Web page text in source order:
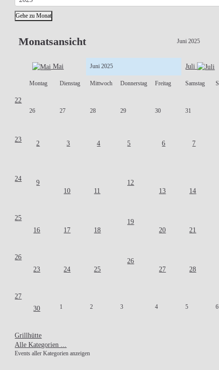
Gehe zu Monat
Monatsansicht Juni 2025
Mai Juni 2025 Juli
Montag Dienstag Mittwoch Donnerstag Freitag Samstag
22
26 27 28 29 30 31
23
2 3 4 5 6 7
24
9
10
11
12
13
14
25
16
17 18
19
20
21
26
23
24 25
26
27
28
27
30
1 2 3 4 5 6
Grillhütte
Alle Kategorien ...
Events aller Kategorien anzeigen